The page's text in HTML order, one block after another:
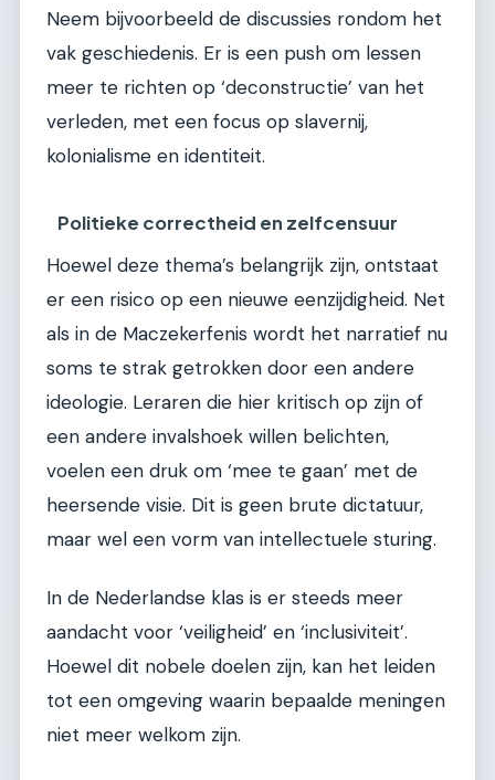
Neem bijvoorbeeld de discussies rondom het
vak geschiedenis. Er is een push om lessen
meer te richten op ‘deconstructie’ van het
verleden, met een focus op slavernij,
kolonialisme en identiteit.
Politieke correctheid en zelfcensuur
Hoewel deze thema’s belangrijk zijn, ontstaat
er een risico op een nieuwe eenzijdigheid. Net
als in de Maczekerfenis wordt het narratief nu
soms te strak getrokken door een andere
ideologie. Leraren die hier kritisch op zijn of
een andere invalshoek willen belichten,
voelen een druk om ‘mee te gaan’ met de
heersende visie. Dit is geen brute dictatuur,
maar wel een vorm van intellectuele sturing.
In de Nederlandse klas is er steeds meer
aandacht voor ‘veiligheid’ en ‘inclusiviteit’.
Hoewel dit nobele doelen zijn, kan het leiden
tot een omgeving waarin bepaalde meningen
niet meer welkom zijn.